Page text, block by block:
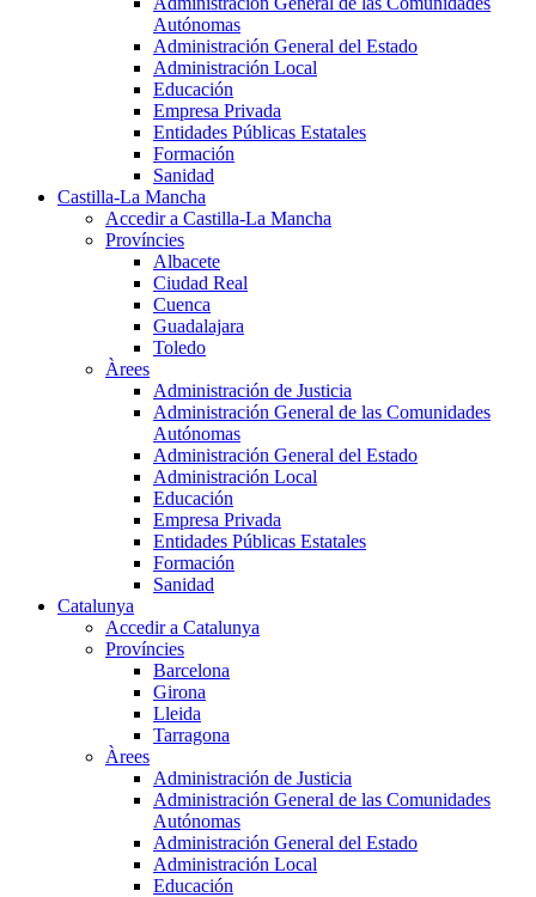
Autónomas
Administración General del Estado
Administración Local
Educación
Empresa Privada
Entidades Públicas Estatales
Formación
Sanidad
Castilla-La Mancha
Accedir a Castilla-La Mancha
Províncies
Albacete
Ciudad Real
Cuenca
Guadalajara
Toledo
Àrees
Administración de Justicia
Administración General de las Comunidades
Autónomas
Administración General del Estado
Administración Local
Educación
Empresa Privada
Entidades Públicas Estatales
Formación
Sanidad
Catalunya
Accedir a Catalunya
Províncies
Barcelona
Girona
Lleida
Tarragona
Àrees
Administración de Justicia
Administración General de las Comunidades
Autónomas
Administración General del Estado
Administración Local
Educación